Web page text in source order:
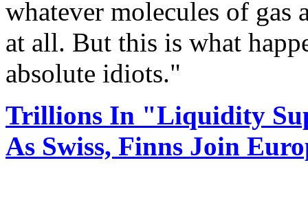
whatever molecules of
at all. But this is what
absolute idiots."
Trillions In "Liquidity
As Swiss, Finns Join